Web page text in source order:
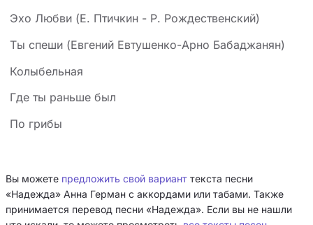
Эхо Любви (Е. Птичкин - Р. Рождественский)
Ты спеши (Евгений Евтушенко-Арно Бабаджанян)
Колыбельная
Где ты раньше был
По грибы
Вы можете предложить свой вариант текста песни
«Надежда» Анна Герман с аккордами или табами. Также
принимается перевод песни «Надежда». Если вы не нашли